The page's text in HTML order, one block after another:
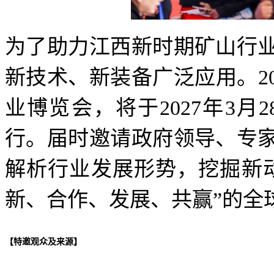
为了助力江西新时期矿山行
新技术、新装备广泛应用。
业博览会，将于2027年3月
行。届时邀请政府领导、专
解析行业发展形势，挖掘新
新、合作、发展、共赢”的全
【特邀观众及来源】